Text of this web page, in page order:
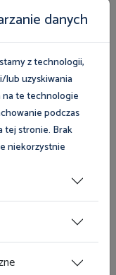
Inspekcji
to urząd z
intensywną
możliwość
danych
z technologii,
lub uzyskiwania
te technologie
podczas
tej stronie. Brak
niekorzystnie
ją wycofać lub
w przycisk
informacji